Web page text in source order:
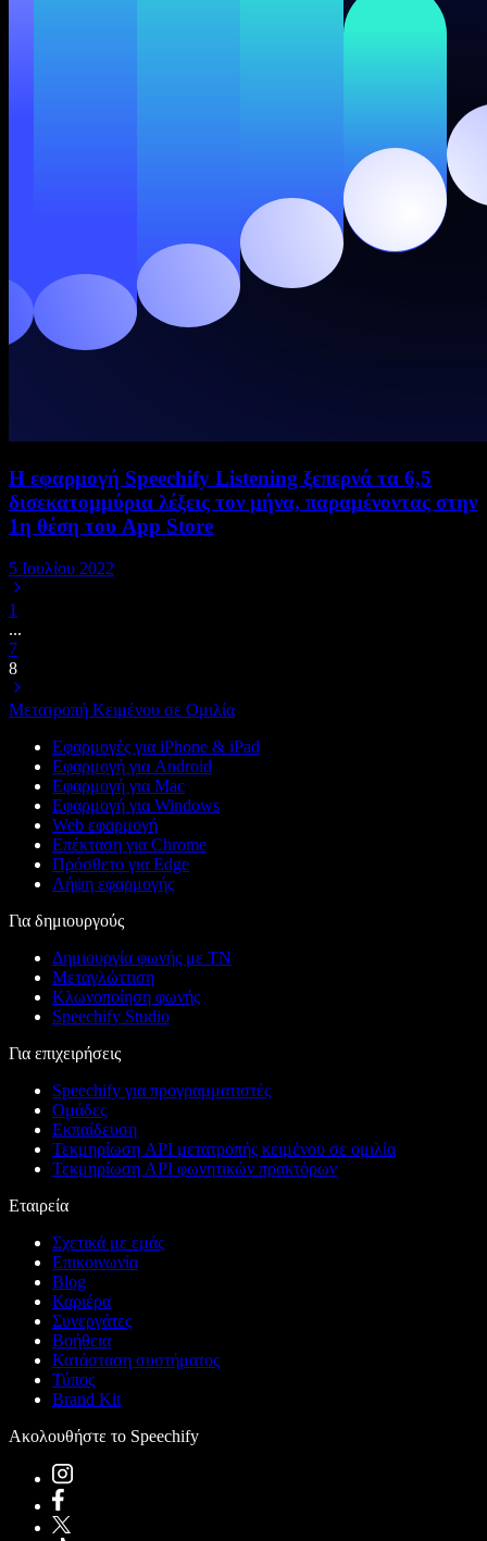
Η εφαρμογή Speechify Listening ξεπερνά τα 6,5
δισεκατομμύρια λέξεις τον μήνα, παραμένοντας στην
1η θέση του App Store
5 Ιουλίου 2022
1
...
7
8
Μετατροπή Κειμένου σε Ομιλία
Εφαρμογές για iPhone & iPad
Εφαρμογή για Android
Εφαρμογή για Mac
Εφαρμογή για Windows
Web εφαρμογή
Επέκταση για Chrome
Πρόσθετο για Edge
Λήψη εφαρμογής
Για δημιουργούς
Δημιουργία φωνής με ΤΝ
Μεταγλώττιση
Κλωνοποίηση φωνής
Speechify Studio
Για επιχειρήσεις
Speechify για προγραμματιστές
Ομάδες
Εκπαίδευση
Τεκμηρίωση API μετατροπής κειμένου σε ομιλία
Τεκμηρίωση API φωνητικών πρακτόρων
Εταιρεία
Σχετικά με εμάς
Επικοινωνία
Blog
Καριέρα
Συνεργάτες
Βοήθεια
Κατάσταση συστήματος
Τύπος
Brand Kit
Ακολουθήστε το Speechify